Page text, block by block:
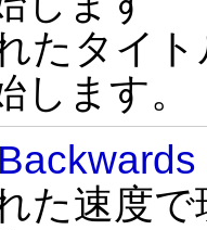
たタイ
します。
た速度